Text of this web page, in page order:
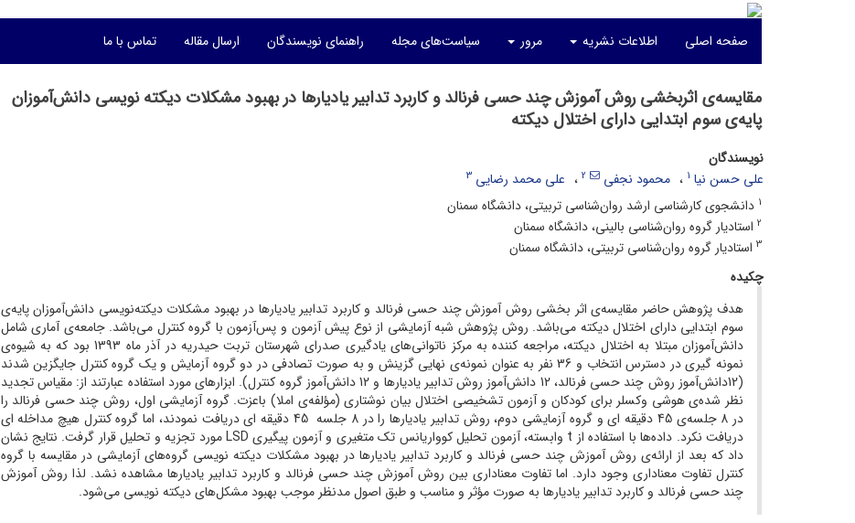
صفحه اصلی اطلاعات نشریه مرور سیاست‌های مجله راهنمای نویسندگان ارسال مقاله تماس با ما
مقایسه‌ی اثربخشی روش آموزش چند حسی فرنالد و کاربرد تدابیر یادیارها در بهبود مشکلات دیکته نویسی دانش‌آموزان
پایه‌ی سوم ابتدایی دارای اختلال دیکته
نویسندگان
علی حسن نیا 1 محمود نجفی 2 علی محمد رضایی 3
1 دانشجوی کارشناسی ارشد روان‌شناسی تربیتی، دانشگاه سمنان
2 استادیار گروه روان‌شناسی بالینی، دانشگاه سمنان
3 استادیار گروه روان‌شناسی تربیتی، دانشگاه سمنان
چکیده
هدف پژوهش حاضر مقایسه‌ی اثر بخشی روش آموزش چند حسی فرنالد و کاربرد تدابیر یادیارها در بهبود مشکلات ‌دیکته‌نویسی دانش‌آموزان پایه‌ی
سوم ابتدایی دارای اختلال دیکته می‌باشد. روش پژوهش شبه آزمایشی از نوع پیش آزمون و پس‌آزمون با گروه کنترل می‌باشد. جامعه‌ی آماری شامل
دانش‌آموزان مبتلا به اختلال دیکته، مراجعه کننده به مرکز ناتوانی‌های یادگیری صدرای شهرستان تربت حیدریه در آذر ماه 1393 بود که به شیوه‌ی
نمونه گیری در دسترس انتخاب و 36 نفر به عنوان نمونه‌ی نهایی گزینش و به صورت تصادفی در دو گروه آزمایش و یک گروه کنترل جایگزین شدند
(12دانش‌آموز روش چند حسی فرنالد، 12 دانش‌آموز روش تدابیر یادیارها و 12 دانش‌آموز گروه کنترل). ابزارهای مورد استفاده عبارتند از: مقیاس تجدید
نظر شده‌ی هوشی وکسلر برای کودکان و آزمون تشخیصی اختلال بیان نوشتاری (مؤلفه‌ی املا) باعزت. گروه آزمایشی اول، روش چند حسی فرنالد را
در 8 جلسه‌ی 45 دقیقه ای و گروه آزمایشی دوم، روش تدابیر یادیارها را در 8 جلسه 45 دقیقه ای دریافت نمودند، اما گروه کنترل هیچ مداخله ای
دریافت نکرد. داده‌ها با استفاده از t وابسته، آزمون تحلیل کوواریانس تک متغیری و آزمون پیگیری LSD مورد تجزیه و تحلیل قرار گرفت. نتایج نشان
داد که بعد از ارائه‌ی روش آموزش چند حسی فرنالد و کاربرد تدابیر یادیارها در بهبود مشکلات دیکته نویسی گروه‌های آزمایشی در مقایسه با گروه
کنترل تفاوت معناداری وجود دارد. اما تفاوت معناداری بین روش آموزش چند حسی فرنالد و کاربرد تدابیر یادیارها مشاهده نشد. لذا روش آموزش
چند حسی فرنالد و کاربرد تدابیر یادیارها به صورت مؤثر و مناسب و طبق اصول مدنظر موجب بهبود مشکل‌های دیکته نویسی می‌شود.